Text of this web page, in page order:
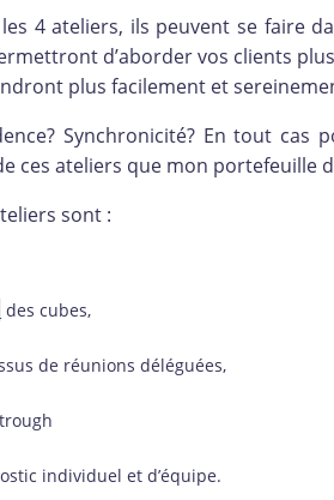
les 4 ateliers, ils peuvent se faire
d’aborder vos clients
plus facilement et
Synchronicité? En tout cas
ces ateliers que mon portefeuille
sont :
des cubes,
de réunions déléguées,
individuel et d’équipe.